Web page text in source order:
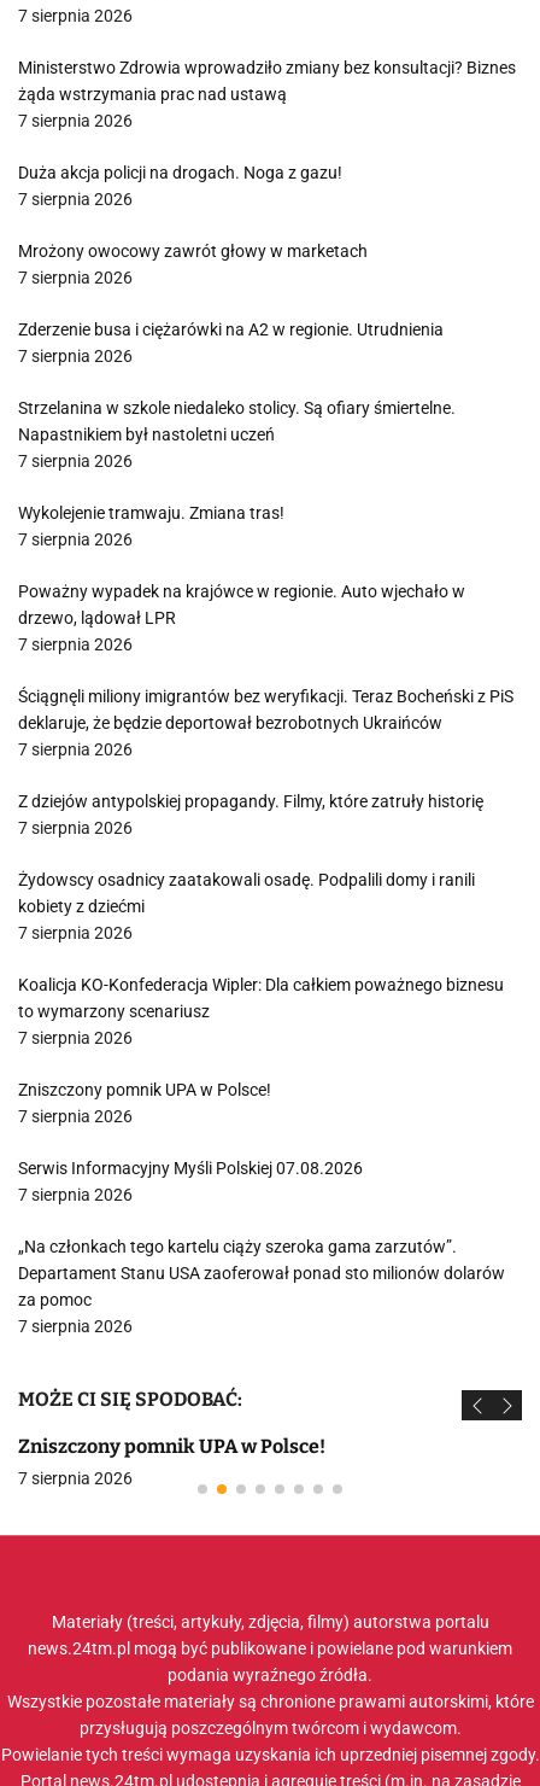
7 sierpnia 2026
Ministerstwo Zdrowia wprowadziło zmiany bez konsultacji? Biznes
żąda wstrzymania prac nad ustawą
7 sierpnia 2026
Duża akcja policji na drogach. Noga z gazu!
7 sierpnia 2026
Mrożony owocowy zawrót głowy w marketach
7 sierpnia 2026
Zderzenie busa i ciężarówki na A2 w regionie. Utrudnienia
7 sierpnia 2026
Strzelanina w szkole niedaleko stolicy. Są ofiary śmiertelne.
Napastnikiem był nastoletni uczeń
7 sierpnia 2026
Wykolejenie tramwaju. Zmiana tras!
7 sierpnia 2026
Poważny wypadek na krajówce w regionie. Auto wjechało w
drzewo, lądował LPR
7 sierpnia 2026
Ściągnęli miliony imigrantów bez weryfikacji. Teraz Bocheński z PiS
deklaruje, że będzie deportował bezrobotnych Ukraińców
7 sierpnia 2026
Z dziejów antypolskiej propagandy. Filmy, które zatruły historię
7 sierpnia 2026
Żydowscy osadnicy zaatakowali osadę. Podpalili domy i ranili
kobiety z dziećmi
7 sierpnia 2026
Koalicja KO-Konfederacja Wipler: Dla całkiem poważnego biznesu
to wymarzony scenariusz
7 sierpnia 2026
Zniszczony pomnik UPA w Polsce!
7 sierpnia 2026
Serwis Informacyjny Myśli Polskiej 07.08.2026
7 sierpnia 2026
„Na członkach tego kartelu ciąży szeroka gama zarzutów”.
Departament Stanu USA zaoferował ponad sto milionów dolarów
za pomoc
7 sierpnia 2026
MOŻE CI SIĘ SPODOBAĆ:
Zniszczony pomnik UPA w Polsce!
7 sierpnia 2026
Materiały (treści, artykuły, zdjęcia, filmy) autorstwa portalu
news.24tm.pl mogą być publikowane i powielane pod warunkiem
podania wyraźnego źródła.
Wszystkie pozostałe materiały są chronione prawami autorskimi, które
przysługują poszczególnym twórcom i wydawcom.
Powielanie tych treści wymaga uzyskania ich uprzedniej pisemnej zgody.
Portal news.24tm.pl udostępnia i agreguje treści (m.in. na zasadzie